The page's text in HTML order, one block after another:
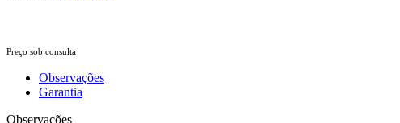
Preço sob consulta
Observações
Garantia
Observações